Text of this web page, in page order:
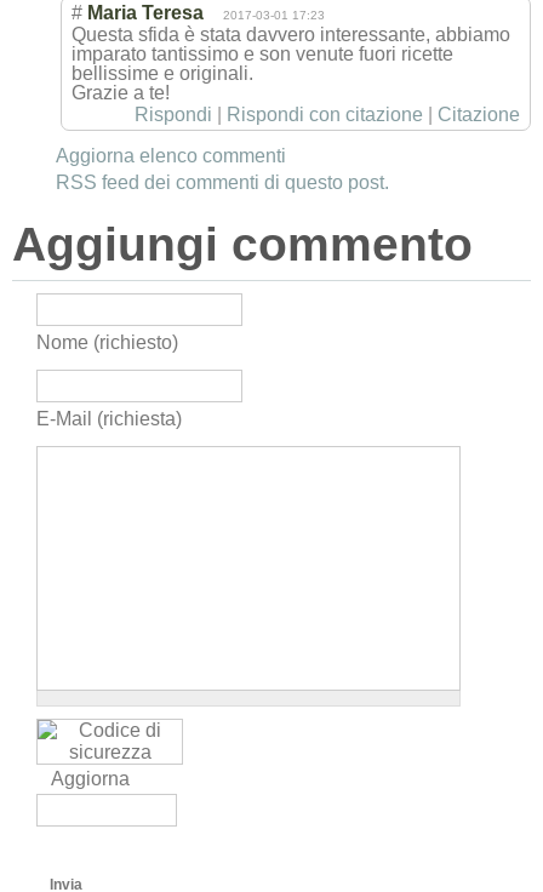
# Maria Teresa 2017-03-01 17:23
Questa sfida è stata davvero interessante, abbiamo
imparato tantissimo e son venute fuori ricette
bellissime e originali.
Grazie a te!
Rispondi
Rispondi con citazione
Citazione
Aggiorna elenco commenti
RSS feed dei commenti di questo post.
Aggiungi commento
Nome (richiesto)
E-Mail (richiesta)
Aggiorna
Invia